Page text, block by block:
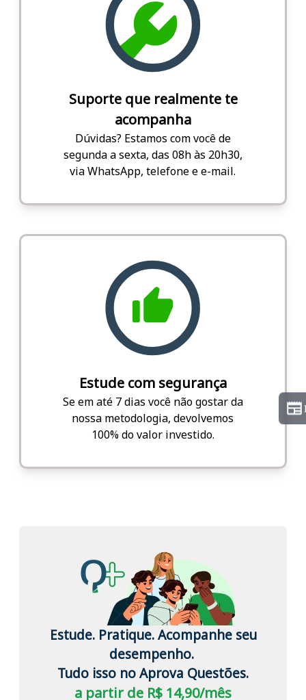
Suporte que realmente te
acompanha
Dúvidas? Estamos com você de
segunda a sexta, das 08h às 20h30,
via WhatsApp, telefone e e-mail.
Estude com segurança
Se em até 7 dias você não gostar da
nossa metodologia, devolvemos
100% do valor investido.
Estude. Pratique. Acompanhe seu
desempenho.
Tudo isso no Aprova Questões.
a partir de R$ 14,90/mês